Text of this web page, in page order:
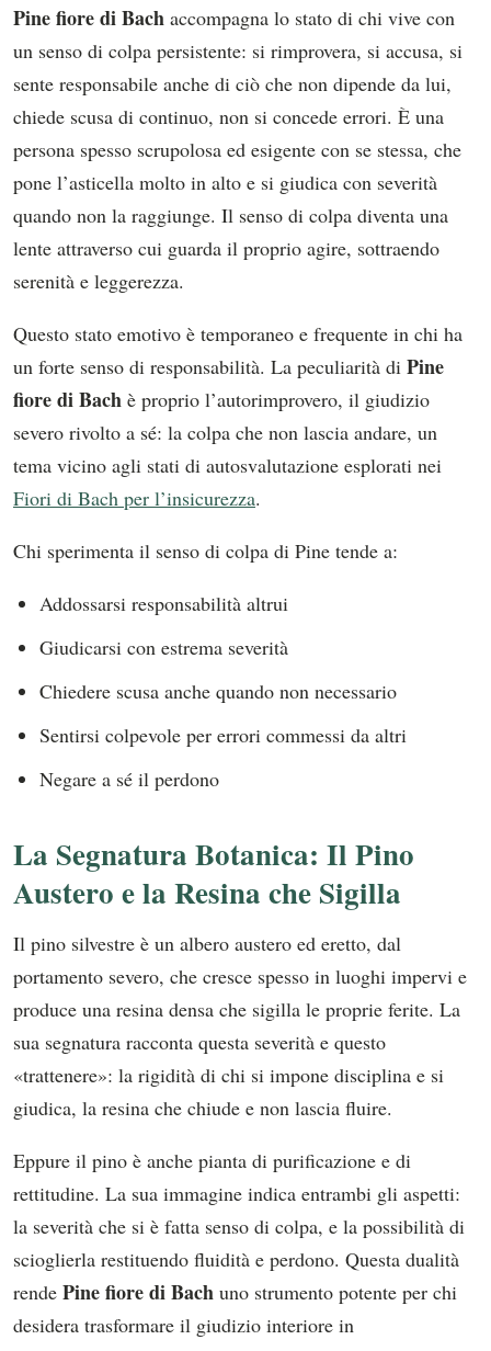
Pine fiore di Bach accompagna lo stato di chi vive con
un senso di colpa persistente: si rimprovera, si accusa, si
sente responsabile anche di ciò che non dipende da lui,
chiede scusa di continuo, non si concede errori. È una
persona spesso scrupolosa ed esigente con se stessa, che
pone l’asticella molto in alto e si giudica con severità
quando non la raggiunge. Il senso di colpa diventa una
lente attraverso cui guarda il proprio agire, sottraendo
serenità e leggerezza.
Questo stato emotivo è temporaneo e frequente in chi ha
un forte senso di responsabilità. La peculiarità di Pine
fiore di Bach è proprio l’autorimprovero, il giudizio
severo rivolto a sé: la colpa che non lascia andare, un
tema vicino agli stati di autosvalutazione esplorati nei
Fiori di Bach per l’insicurezza.
Chi sperimenta il senso di colpa di Pine tende a:
Addossarsi responsabilità altrui
Giudicarsi con estrema severità
Chiedere scusa anche quando non necessario
Sentirsi colpevole per errori commessi da altri
Negare a sé il perdono
La Segnatura Botanica: Il Pino
Austero e la Resina che Sigilla
Il pino silvestre è un albero austero ed eretto, dal
portamento severo, che cresce spesso in luoghi impervi e
produce una resina densa che sigilla le proprie ferite. La
sua segnatura racconta questa severità e questo
«trattenere»: la rigidità di chi si impone disciplina e si
giudica, la resina che chiude e non lascia fluire.
Eppure il pino è anche pianta di purificazione e di
rettitudine. La sua immagine indica entrambi gli aspetti:
la severità che si è fatta senso di colpa, e la possibilità di
scioglierla restituendo fluidità e perdono. Questa dualità
rende Pine fiore di Bach uno strumento potente per chi
desidera trasformare il giudizio interiore in